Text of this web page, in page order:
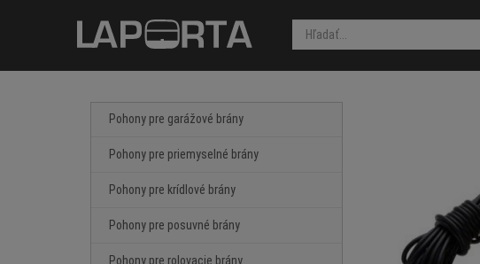
Pohony pre garážové brány
Pohony pre priemyselné brány
Pohony pre krídlové brány
Pohony pre posuvné brány
Pohony pre rolovacie brány